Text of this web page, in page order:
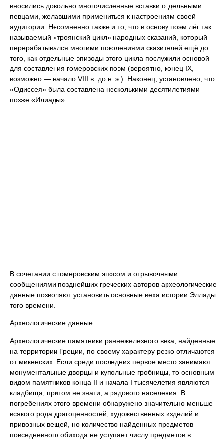
вносились довольно многочисленные вставки отдельными
певцами, желавшими примениться к настроениям своей
аудитории. Несомненно также и то, что в основу поэм лёг так
называемый «троянский цикл» народных сказаний, который
перерабатывался многими поколениями сказителей ещё до
того, как отдельные эпизоды этого цикла послужили основой
для составления гомеровских поэм (вероятно, конец IX,
возможно — начало VIII в. до н. э.). Наконец, установлено, что
«Одиссея» была составлена несколькими десятилетиями
позже «Илиады».
В сочетании с гомеровским эпосом и отрывочными
сообщениями позднейших греческих авторов археологические
данные позволяют установить основные веха истории Эллады
того времени.
Археологические данные
Археологические памятники раннежелезного века, найденные
на территории Греции, по своему характеру резко отличаются
от микенских. Если среди последних первое место занимают
монументальные дворцы и купольные гробницы, то основным
видом памятников конца II и начала I тысячелетия являются
кладбища, притом не знати, а рядового населения. В
погребениях этого времени обнаружено значительно меньше
всякого рода драгоценностей, художественных изделий и
привозных вещей, но количество найденных предметов
повседневного обихода не уступает числу предметов в